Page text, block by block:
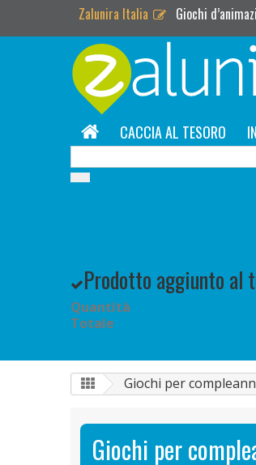
Zalunira Italia Giochi
CACCIA AL TESORO
Prodotto aggiunto al
Quantità
Totale
Giochi per
Giochi per